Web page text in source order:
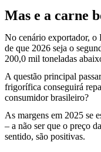
Mas e a carne
No cenário exportador, o
de que 2026 seja o
200,0 mil toneladas
A questão principal
frigorífica conseguirá
consumidor brasileiro?
As margens em 2025 se
– a não ser que o preço
sentido, são positivas.